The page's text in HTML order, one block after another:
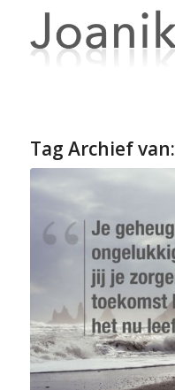
Tag Archief van: